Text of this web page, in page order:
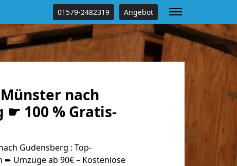
01579-2482319 Angebot
nach
☛ 100 % Gratis-
Gudensberg : Top-
Umzüge ab 90€ – Kostenlose